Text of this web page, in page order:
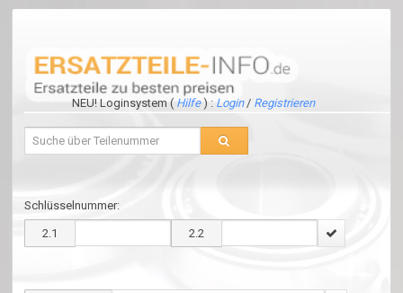
NEU! Loginsystem ( Hilfe) : Login/ Registrieren
Schlüsselnummer:
2.1 2.2